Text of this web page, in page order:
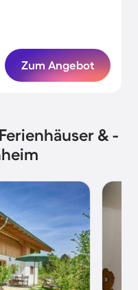
Zum Angebot
& -